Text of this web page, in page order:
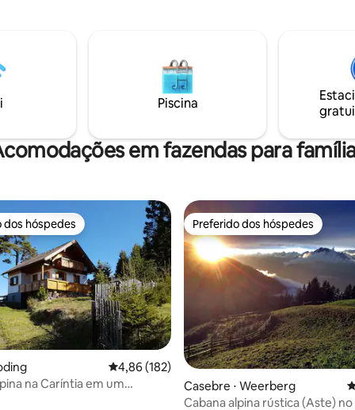
história e comida deliciosa.
microcasas foram
por nossa família usando
reciclados, como
Materiais naturais conferem
um caráter agradavelmente
oferece espaço para silêncio,
restringindo-se ao essencial. A
alpina está disponível o ano
Piscina
em fazendas para
dos hóspedes
dos hóspedes
4,86 de uma avaliação média de 5, 182
4,86 (182)
na Caríntia em um
Preferido dos hóspedes
Preferido dos hóspedes
Casebre ⋅ Weerberg
Cabana alpina rústica (Aste)